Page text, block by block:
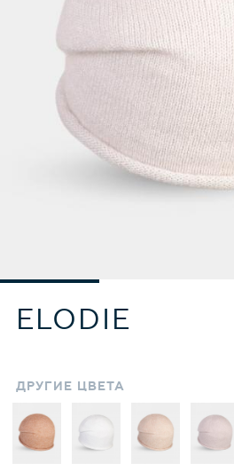
ELODIE
ДРУГИЕ ЦВЕТА